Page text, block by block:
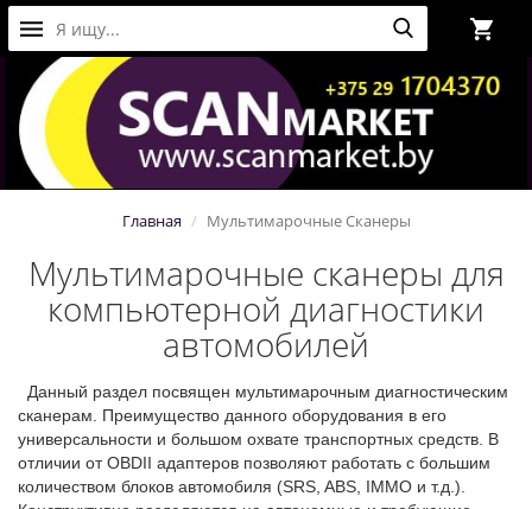
Главная Мультимарочные Сканеры
Мультимарочные сканеры для
компьютерной диагностики
автомобилей
Данный раздел посвящен мультимарочным диагностическим
сканерам. Преимущество данного оборудования в его
универсальности и большом охвате транспортных средств. В
отличии от OBDII адаптеров позволяют работать с большим
количеством блоков автомобиля (SRS, ABS, IMMO и т.д.).